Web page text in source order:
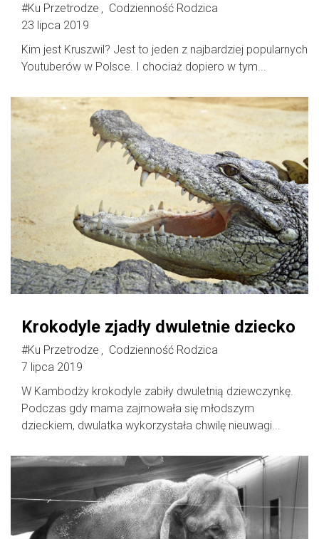
#Ku Przetrodze ,
Codzienność Rodzica
23 lipca 2019
Kim jest Kruszwil? Jest to jeden z najbardziej popularnych
Youtuberów w Polsce. I chociaż dopiero w tym...
Krokodyle zjadły dwuletnie dziecko
#Ku Przetrodze
Codzienność Rodzica
7 lipca 2019
W Kambodży krokodyle zabiły dwuletnią dziewczynkę.
Podczas gdy mama zajmowała się młodszym
dzieckiem, dwulatka wykorzystała chwilę nieuwagi...